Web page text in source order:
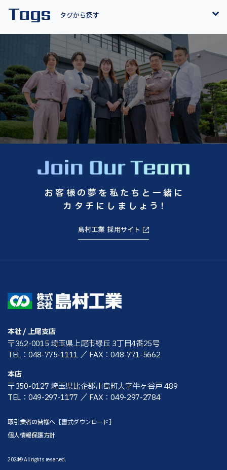
Tags タグから探す
お客様の夢を私たちと一緒に
カタチにしましょう!
島村工業 採用サイト
本社 / 上尾支店
〒362-0015 埼玉県上尾市緑丘 3丁目4番25号
TEL：048-775-1111 ／ FAX：048-771-5662
本店
〒350-0127 埼玉県比企郡川島町大字牛ヶ谷戸 489
TEL：049-297-1177 ／ FAX：049-297-2784
取引業者の皆様へ ［書式ダウンロード］
個人情報保護方針
2024© All rights reserved.